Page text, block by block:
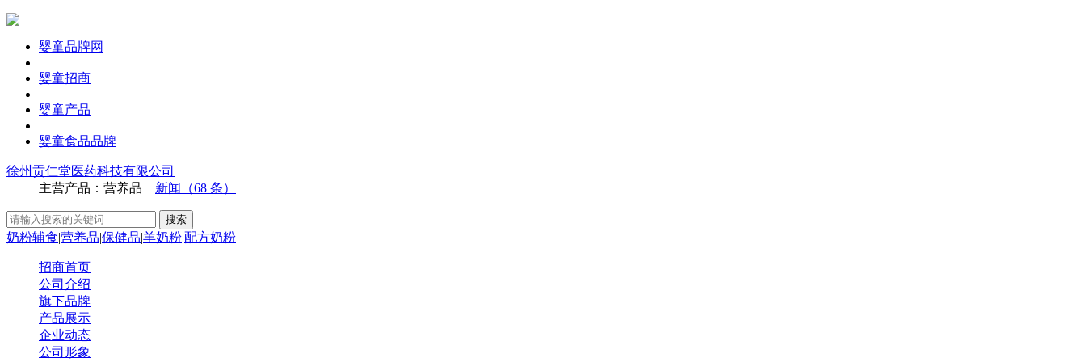
婴童品牌网
|
婴童招商
|
婴童产品
|
婴童食品品牌
徐州贡仁堂医药科技有限公司
主营产品：营养品 新闻（68 条）
奶粉辅食|营养品|保健品|羊奶粉|配方奶粉
招商首页
公司介绍
旗下品牌
产品展示
企业动态
公司形象